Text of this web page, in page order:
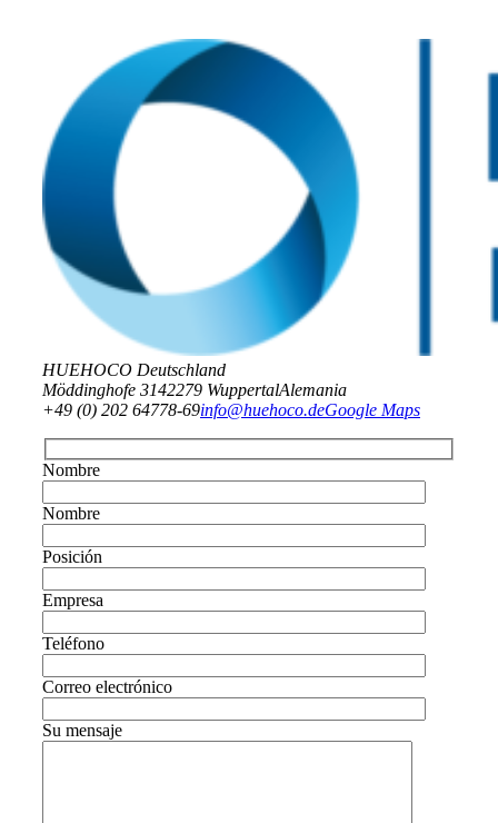
HUEHOCO Deutschland
Möddinghofe 3142279 WuppertalAlemania
+49 (0) 202 64778-69info@huehoco.deGoogle Maps
Nombre
Nombre
Posición
Empresa
Teléfono
Correo electrónico
Su mensaje